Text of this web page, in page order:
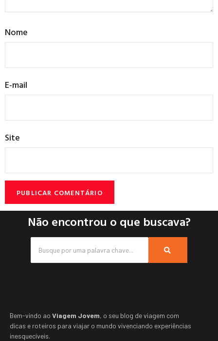
Nome
E-mail
Site
Não encontrou o que buscava?
Bem-vindo ao Viagem Jovem, o seu blog de viagem com
dicas e roteiros para viajar o mundo vivenciando experiências
inesquecíveis.